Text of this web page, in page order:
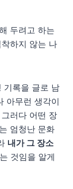
두려고 하는
하지 않는 나
기록을 글로 남
아무런 생각이
러다 어떤 장
엄청난 문화
내가 그 장소
것임을 알게